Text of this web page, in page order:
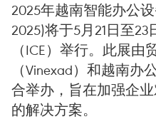
2025年越南智能办公
2025)将于5月21日至
（ICE）举行。此展
（Vinexad）和越南办
合举办，旨在加强企
的解决方案。